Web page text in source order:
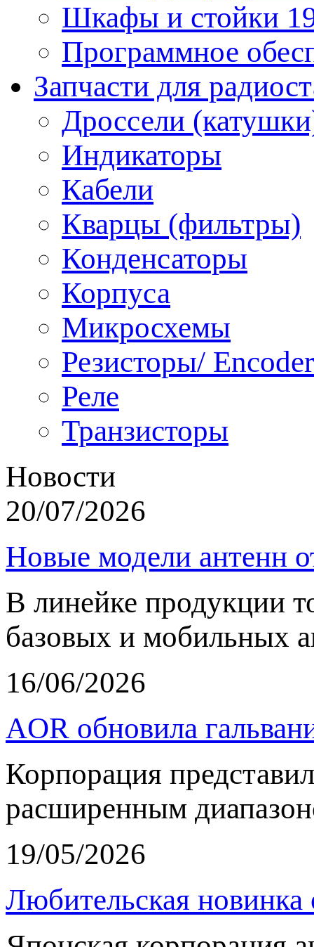
Шкафы и стойки
Программное
Запчасти для
Дроссели
Индикаторы
Кабели
Кварцы (фильтры)
Конденсаторы
Корпуса
Микросхемы
Резисторы/ Encoder
Реле
Транзисторы
Новости
20/07/2026
Новые модели антенн
В линейке продукции
базовых и мобильных
16/06/2026
AOR обновила
Корпорация
расширенным
19/05/2026
Любительская новинка